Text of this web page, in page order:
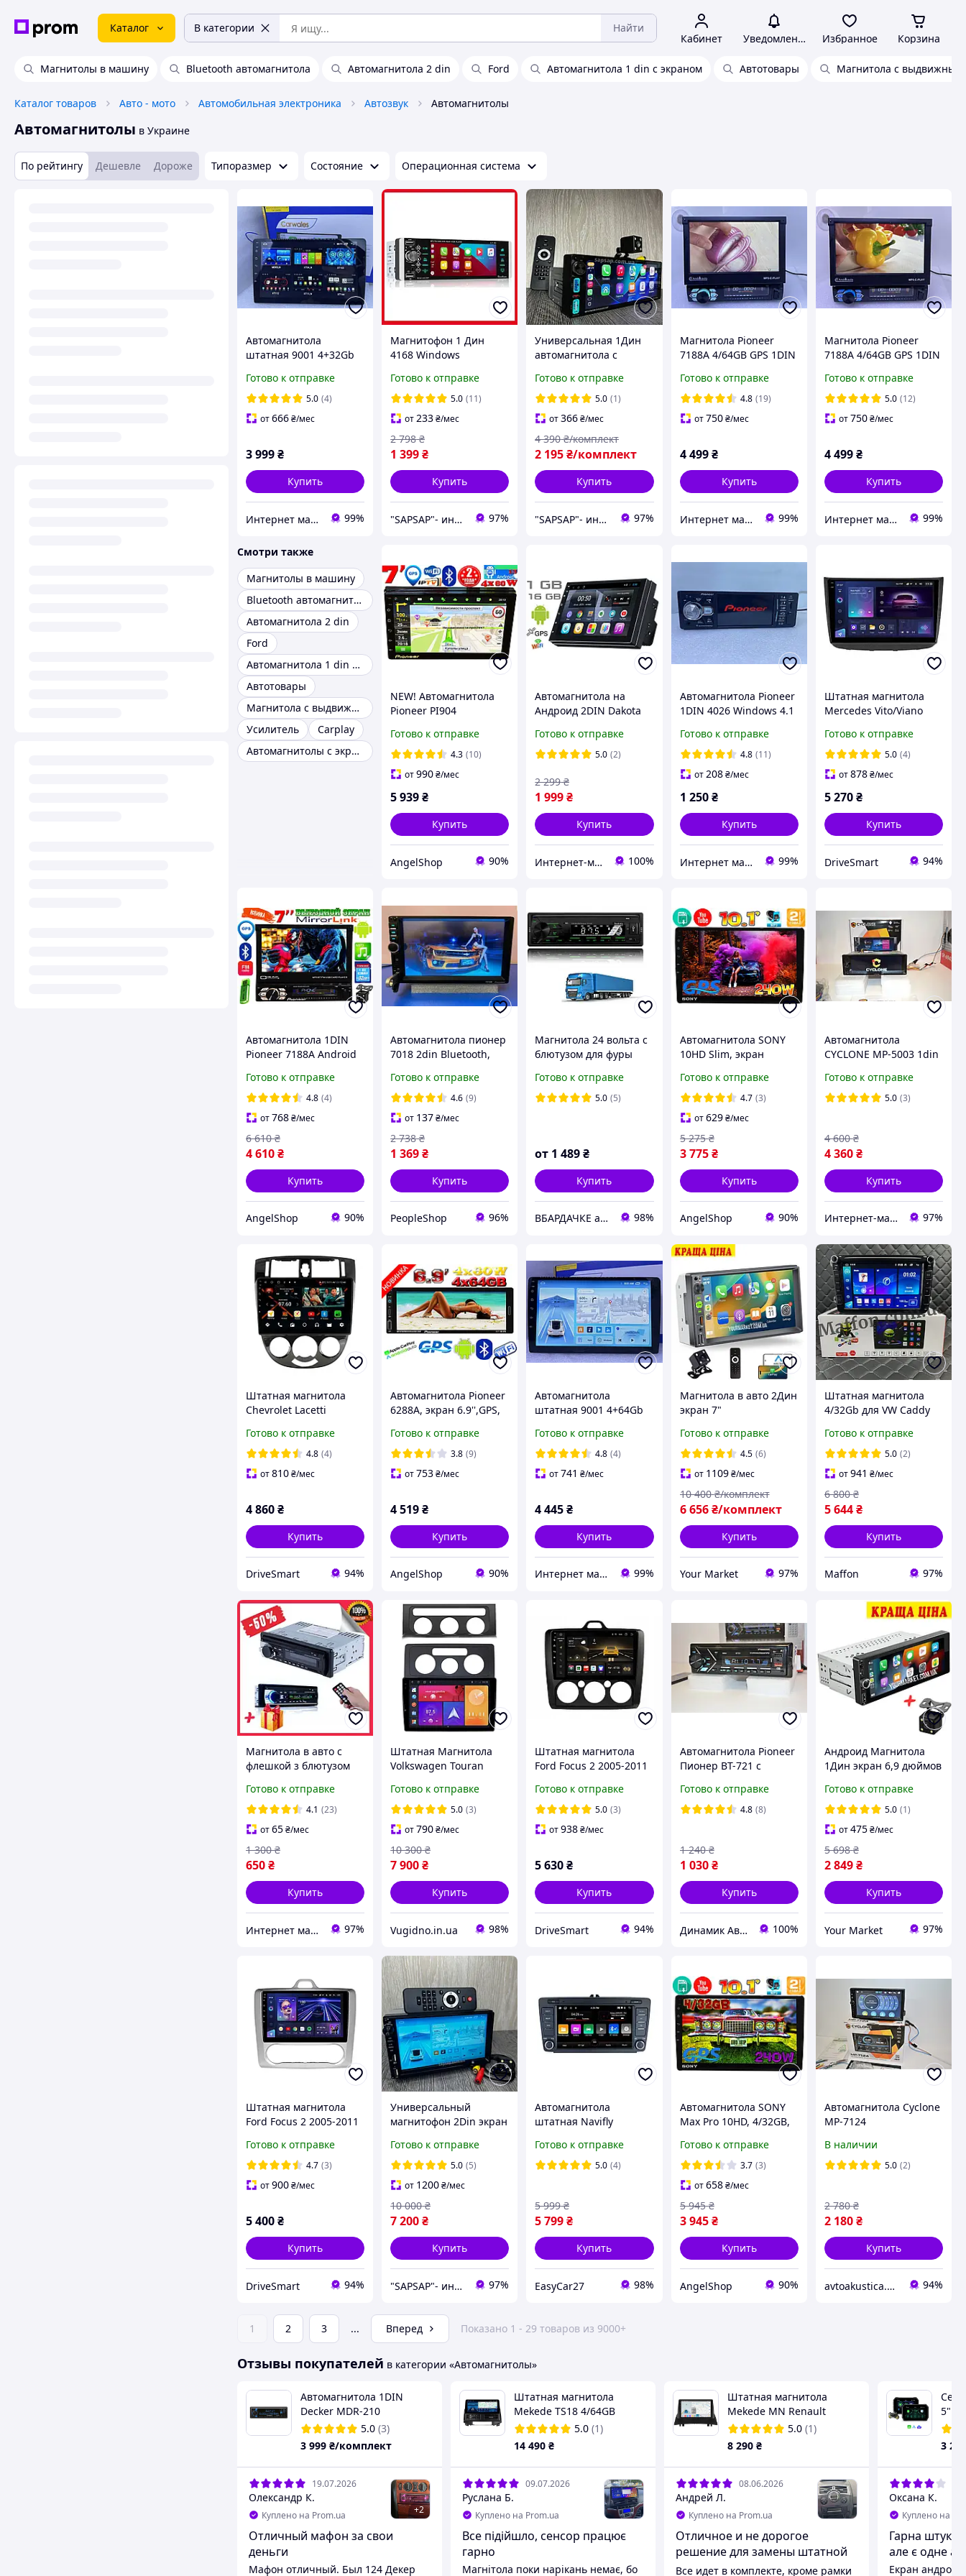
Каталог В категории Найти
Кабинет Уведомления Избранное Корзина
Магнитолы в машину Bluetooth автомагнитола Автомагнитола 2 din Ford Автомагнитола 1 din с экраном Автотовары Магнитола с выдвижным
Каталог товаров Авто - мото Автомобильная электроника Автозвук Автомагнитолы
Автомагнитолы в Украине
По рейтингу Дешевле Дороже Типоразмер Состояние Операционная система
Автомагнитола
штатная 9001 4+32Gb
android Gps
Готово к отправке
5.0 (4)
от666₴/мес
3 999₴
Купить
Интернет магазин "Техника" 99%
Магнитофон 1 Дин
4168 Windows
4,3"IPS 2USB Авто
магнитола + Пульт на
руль
Готово к отправке
5.0 (11)
от233₴/мес
1 399₴
2 798 ₴
Купить
"SAPSAP"- интернет магазин 97%
Универсальная 1Дин
автомагнитола с
дюймов на Windows с
Беспроводным CarPlay
магнитофон + Камера
заднего вида
Готово к отправке
5.0 (1)
от366₴/мес
2 195₴/комплект
4 390 ₴/комплект
Купить
"SAPSAP"- интернет магазин 97%
Магнитола Pioneer
7188А 4/64GB GPS 1DIN
IPS экраном 7"
Автомагнитола
Готово к отправке
4.8 (19)
от750 ₴/мес
4 499 ₴
Купить
Интернет магазин "Техника" 99%
Магнитола Pioneer
7188А 4/64GB GPS 1DIN
IPS экраном 7"
Автомагнитола Пионер
Готово к отправке
5.0 (12)
от750₴/мес
4 499₴
Купить
Интернет магазин "Техника" 99%
Смотри также
Магнитолы в машину
Bluetooth автомагнитола
Автомагнитола 2 din
Ford
Автомагнитола 1 din с экраном
Автотовары
Магнитола с выдвижным экраном
Усилитель
Carplay
Автомагнитолы с экраном
NEW! Автомагнитола
Pioneer PI904
Android13,
4/32GB,WIFI,FM,BT
навигация КОРЕЯ
Готово к отправке
4.3 (10)
от990₴/мес
5 939₴
Купить
AngelShop 90%
Автомагнитола на
Андроид 2DIN Dakota
7 дюймов WiFi
Bluetooth GPS
Готово к отправке
5.0 (2)
1 999₴
2 299 ₴
Купить
Интернет-магазин "AMedia" Андроид Смарт ТВ Приставки, Видеорегистраторы, GPS Навигаторы,Аккумуляторы 100%
Автомагнитола Pioneer
1DIN 4026 Windows 4.1
Готово к отправке
4.8 (11)
от208 ₴/мес
1 250 ₴
Купить
Интернет магазин "Техника" 99%
Штатная магнитола
Mercedes Vito/Viano
2/32Gb 10.1" IPS DSP
Carplay GPS WiFi BT USB
Android 12
Готово к отправке
5.0 (4)
от878₴/мес
5 270₴
Купить
DriveSmart 94%
Автомагнитола 1DIN
Pioneer 7188А Android
Корея
Готово к отправке
4.8 (4)
от768₴/мес
4 610₴
6 610 ₴
Купить
AngelShop 90%
Автомагнитола пионер
7018 2din Bluetooth,
Мультимедийная
процессорная
магнитола с экраном 7
дюймов
Готово к отправке
4.6 (9)
от 137₴/мес
1 369₴
2 738 ₴
Купить
PeopleShop 96%
Магнитола 24 вольта с
блютузом для фуры
Black/Green
Готово к отправке
5.0 (5)
от 1 489₴
Купить
ВБАРДАЧКЕ автомобильная электроника 98%
Автомагнитола SONY
10HD Slim, экран
Android12,2DIN
2/32GB,2USB,WIFI,FM,BT
КОРЕЯ!
Готово к отправке
4.7 (3)
от629 ₴/мес
3 775 ₴
5 275 ₴
Купить
AngelShop 90%
Автомагнитола
CYCLONE MP-5003 1din
6.6" Android Auto и
Carplay 2/32Гб wi-fi GPS
Готово к отправке
5.0 (3)
4 360₴
4 600 ₴
Купить
Интернет-магазин Android Shopping 97%
Штатная магнитола
Chevrolet Lacetti
2/32Gb 10" IPS DSP
Carplay GPS WiFi BT USB
Android 12
Готово к отправке
4.8 (4)
от810₴/мес
4 860₴
Купить
DriveSmart 94%
Автомагнитола Pioneer
6288A, экран 6.9'',GPS,
1DIN USB,WIFI,FM,BT
КОРЕЯ!
Готово к отправке
3.8 (9)
от753₴/мес
4 519₴
Купить
AngelShop 90%
Автомагнитола
штатная 9001 4+64Gb
android Gps
Готово к отправке
4.8 (4)
от741 ₴/мес
4 445₴
Купить
Интернет магазин "Техника" 99%
Магнитола в авто 2Дин
экран 7"
Автомагнитола 8 ядер
4/64Gb Android 13
+Камера заднего вида
Готово к отправке
4.5 (6)
от 1109 ₴/мес
6 656 ₴/комплект
10 400 ₴/комплект
Купить
Your Market 97%
Штатная магнитола
4/32Gb для VW Caddy
Transporter Т5 Т6
Passat B6 B7 Multivan
Polo Jetta Golf 8
Готово к отправке
5.0 (2)
от941 ₴/мес
5 644₴
6 800 ₴
Купить
Maffon 97%
Магнитола в авто с
флешкой з блютузом
Автомобильная
магнитола pioneer jsd-
520 в машину с PMX
Готово к отправке
4.1 (23)
от65₴/мес
650₴
1 300 ₴
Купить
Интернет магазин "Eleven" 97%
Штатная Магнитола
Volkswagen Touran
на Android Модель
XYAuto-7311-8octa-
CarPlay-4/64-360
Готово к отправке
5.0 (3)
от790₴/мес
7 900₴
10 300 ₴
Купить
Vugidno.in.ua 98%
Штатная магнитола
Ford Focus 2 2005-2011
USB DSP Carplay
Android 13
Готово к отправке
5.0 (3)
от938₴/мес
5 630₴
Купить
DriveSmart 94%
Автомагнитола Pioneer
Пионер BT-721 c
1din магнитофон в
машину
Готово к отправке
4.8 (8)
1 030 ₴
1 240 ₴
Купить
Динамик Авто 100%
Андроид Магнитола
1Дин экран 6,9 дюймов
Bluetooth Gps
Автомагнитола в авто
6286
Готово к отправке
5.0 (1)
от475₴/мес
2 849₴
5 698 ₴
Купить
Your Market 97%
Штатная магнитола
Ford Focus 2 2005-2011
USB DSP Carplay
Android 13
Готово к отправке
4.7 (3)
от900₴/мес
5 400₴
Купить
DriveSmart 94%
Универсальный
магнитофон 2Din экран
Магнитола с CARPLAY
GPS WiFi Bluetooth
+КАМЕРА
Готово к отправке
5.0 (5)
от 1200₴/мес
7 200₴
10 000 ₴
Купить
"SAPSAP"- интернет магазин 97%
Автомагнитола
штатная Navifly
Octavia 2 A5 2004-2013
(4/64GB, Android Auto,
Готово к отправке
5.0 (4)
5 799₴
5 999 ₴
Купить
EasyCar27 98%
Автомагнитола SONY
Max Pro 10HD, 4/32GB,
Android12,2DIN,WIFI,FM
,BT КОРЕЯ!
Готово к отправке
3.7 (3)
от658 ₴/мес
3 945 ₴
5 945 ₴
Купить
AngelShop 90%
Автомагнитола Cyclone
MP-7124
двухдиновая Циклон 2
din дин сенсор 7"
В наличии
5.0 (2)
2 180₴
2 780 ₴
Купить
avtoakustica.prom.ua 94%
1 2 3 ... Вперед Показано 1 - 29 товаров из 9000+
Отзывы покупателей в категории «Автомагнитолы»
Автомагнитола 1DIN
Decker MDR-210
5.0 (3)
3 999 ₴/комплект
19.07.2026
Олександр К.
Куплено на Prom.ua +2
Отличный мафон за свои
деньги
Мафон отличный. Был 124 Декер
Штатная магнитола
Mekede TS18 4/64GB
Hyundai Santa Fe 2 2006-
2012
5.0 (1)
14 490 ₴
09.07.2026
Руслана Б.
Куплено на Prom.ua
Все підійшло, сенсор працює
гарно
Магнітола поки нарікань немає, бо
Штатная магнитола
Mekede MN Renault
Megane 2 (2002-2009) IPS
5.0 (1)
8 290 ₴
08.06.2026
Андрей Л.
Куплено на Prom.ua
Отличное и не дорогое
решение для замены штатной
магнитолы
Все идет в комплекте, кроме рамки
5"
3 299
Оксана К.
Куплено на
Гарна
але є одне
Екран